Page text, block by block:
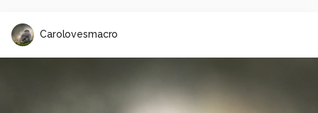
Carolovesmacro